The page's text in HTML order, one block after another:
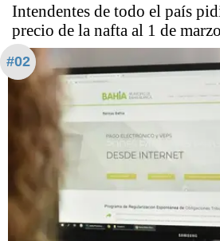
Intendentes de todo el país
precio de la nafta al 1 de marzo
#02